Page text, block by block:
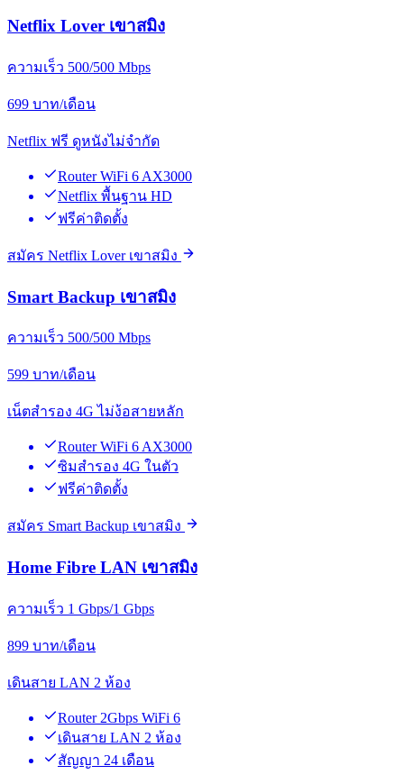
Netflix Lover เขาสมิง
ความเร็ว 500/500 Mbps
699 บาท/เดือน
Netflix ฟรี ดูหนังไม่จำกัด
Router WiFi 6 AX3000
Netflix พื้นฐาน HD
ฟรีค่าติดตั้ง
สมัคร Netflix Lover เขาสมิง
Smart Backup เขาสมิง
ความเร็ว 500/500 Mbps
599 บาท/เดือน
เน็ตสำรอง 4G ไม่ง้อสายหลัก
Router WiFi 6 AX3000
ซิมสำรอง 4G ในตัว
ฟรีค่าติดตั้ง
สมัคร Smart Backup เขาสมิง
Home Fibre LAN เขาสมิง
ความเร็ว 1 Gbps/1 Gbps
899 บาท/เดือน
เดินสาย LAN 2 ห้อง
Router 2Gbps WiFi 6
เดินสาย LAN 2 ห้อง
สัญญา 24 เดือน